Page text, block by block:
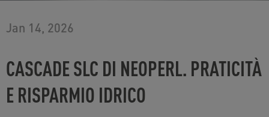
Jan 14, 2026
CASCADE SLC DI NEOPERL. PRATICITÀ
E RISPARMIO IDRICO